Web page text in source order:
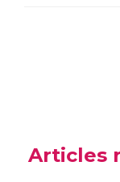
Articles